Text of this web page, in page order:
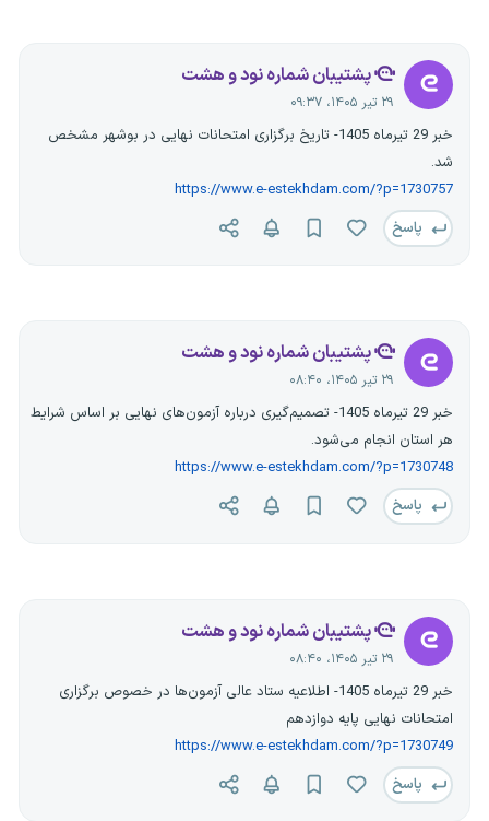
پشتیبان شماره نود و هشت
۲۹ تیر ۱۴۰۵، ۰۹:۳۷
خبر 29 تیرماه 1405- تاریخ برگزاری امتحانات نهایی در بوشهر مشخص
شد.
https://www.e-estekhdam.com/?p=1730757
پاسخ
پشتیبان شماره نود و هشت
۲۹ تیر ۱۴۰۵، ۰۸:۴۰
خبر 29 تیرماه 1405- تصمیم‌گیری درباره آزمون‌های نهایی بر اساس شرایط
هر استان انجام می‌شود.
https://www.e-estekhdam.com/?p=1730748
پاسخ
پشتیبان شماره نود و هشت
۲۹ تیر ۱۴۰۵، ۰۸:۴۰
خبر 29 تیرماه 1405- اطلاعیه ستاد عالی آزمون‌ها در خصوص برگزاری
امتحانات نهایی پایه دوازدهم
https://www.e-estekhdam.com/?p=1730749
پاسخ